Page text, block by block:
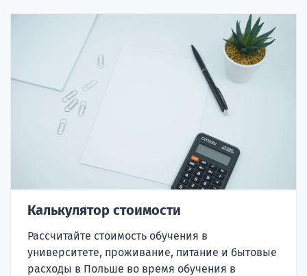
Калькулятор стоимости
Рассчитайте стоимость обучения в
университете, проживание, питание и бытовые
расходы в Польше во время обучения в